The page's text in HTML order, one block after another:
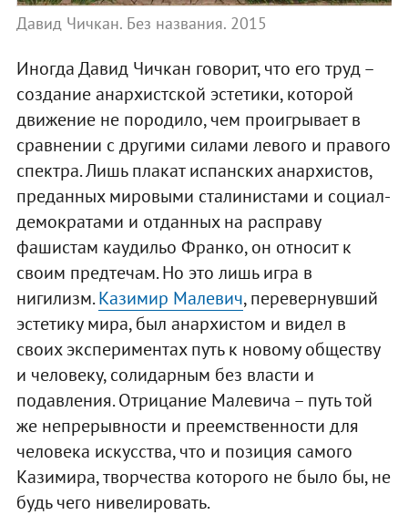
Давид Чичкан. Без названия. 2015
Иногда Давид Чичкан говорит, что его труд –
создание анархистской эстетики, которой
движение не породило, чем проигрывает в
сравнении с другими силами левого и правого
спектра. Лишь плакат испанских анархистов,
преданных мировыми сталинистами и социал-
демократами и отданных на расправу
фашистам каудильо Франко, он относит к
своим предтечам. Но это лишь игра в
нигилизм.Казимир Малевич, перевернувший
эстетику мира, был анархистом и видел в
своих экспериментах путь к новому обществу
и человеку, солидарным без власти и
подавления. Отрицание Малевича – путь той
же непрерывности и преемственности для
человека искусства, что и позиция самого
Казимира, творчества которого не было бы, не
будь чего нивелировать.